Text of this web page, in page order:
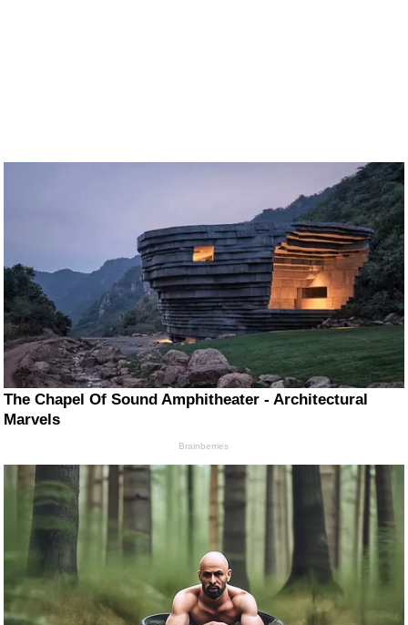
The Chapel Of Sound Amphitheater - Architectural
Marvels
Brainberries